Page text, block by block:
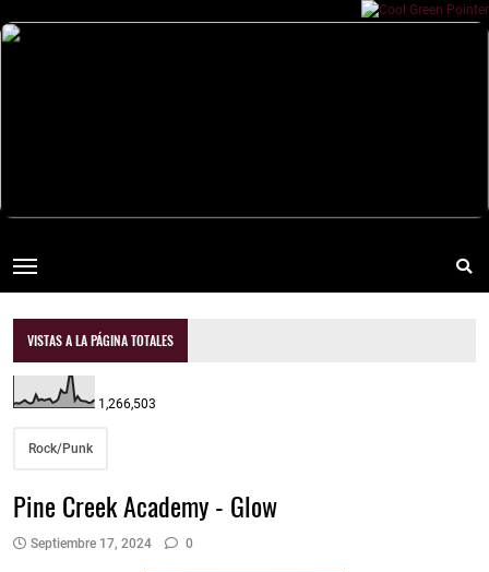
VISTAS A LA PÁGINA TOTALES
1,266,503
Rock/Punk
Pine Creek Academy - Glow
Septiembre 17, 2024 0